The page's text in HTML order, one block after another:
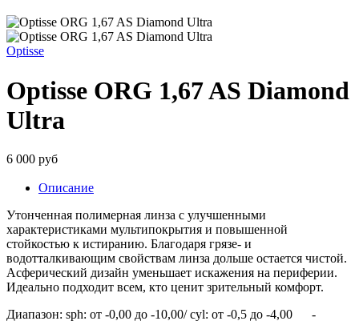
Optisse
Optisse ORG 1,67 AS Diamond
Ultra
6 000 руб
Описание
Утонченная полимерная линза с улучшенными
характеристиками мультипокрытия и повышенной
стойкостью к истиранию. Благодаря грязе- и
водотталкивающим свойствам линза дольше остается чистой.
Асферический дизайн уменьшает искажения на периферии.
Идеально подходит всем, кто ценит зрительный комфорт.
Диапазон: sph: от -0,00 до -10,00/ cyl: от -0,5 до -4,00 -